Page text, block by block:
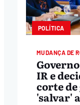
POLÍTICA
MUDANÇA DE
IR e
corte
'salvar'